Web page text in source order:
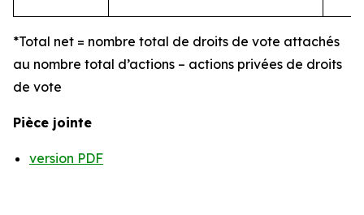
*Total net = nombre total de droits de vote attachés
au nombre total d’actions – actions privées de droits
de vote
Pièce jointe
version PDF